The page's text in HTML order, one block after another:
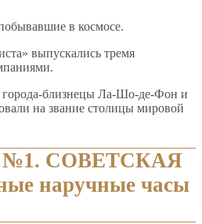
в космосе.
выпускались тремя
города-близнецы Ла-Шо-де-Фон и
на звание столицы мировой
№1. СОВЕТСКАЯ
наручные часы